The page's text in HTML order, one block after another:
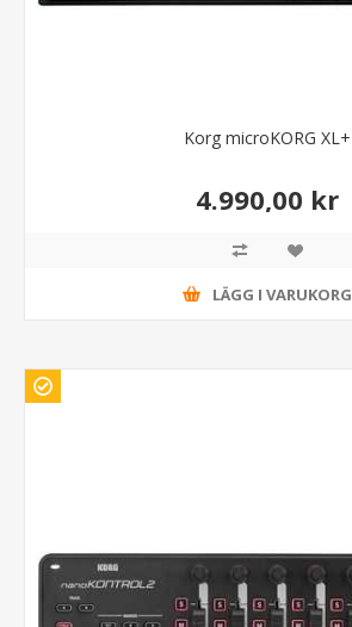
Korg microKORG XL+
4.990,00 kr
LÄGG I VARUKORG